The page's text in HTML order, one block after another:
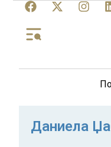
Даниела